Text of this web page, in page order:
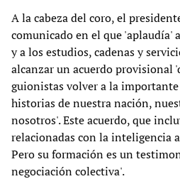
A la cabeza del coro, el
comunicado en el que 'aplaudía'
y a los estudios, cadenas y
alcanzar un acuerdo provisional
guionistas volver a la
historias de nuestra nación,
nosotros'. Este acuerdo, que
relacionadas con la inteligencia
Pero su formación es un
negociación colectiva'.